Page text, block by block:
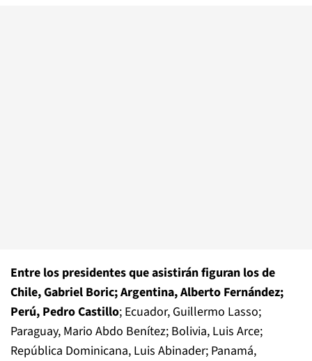
Entre los presidentes que asistirán figuran los de
Chile, Gabriel Boric; Argentina, Alberto Fernández;
Perú, Pedro Castillo; Ecuador, Guillermo Lasso;
Paraguay, Mario Abdo Benítez; Bolivia, Luis Arce;
República Dominicana, Luis Abinader; Panamá,